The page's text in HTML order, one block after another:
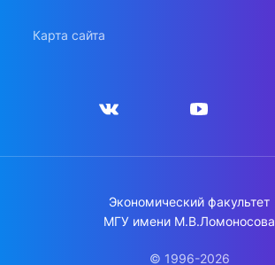
Карта сайта
Экономический факультет
МГУ имени М.В.Ломоносова
© 1996-2026